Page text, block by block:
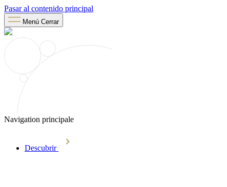
Pasar al contenido principal
Menú Cerrar
Navigation principale
Descubrir